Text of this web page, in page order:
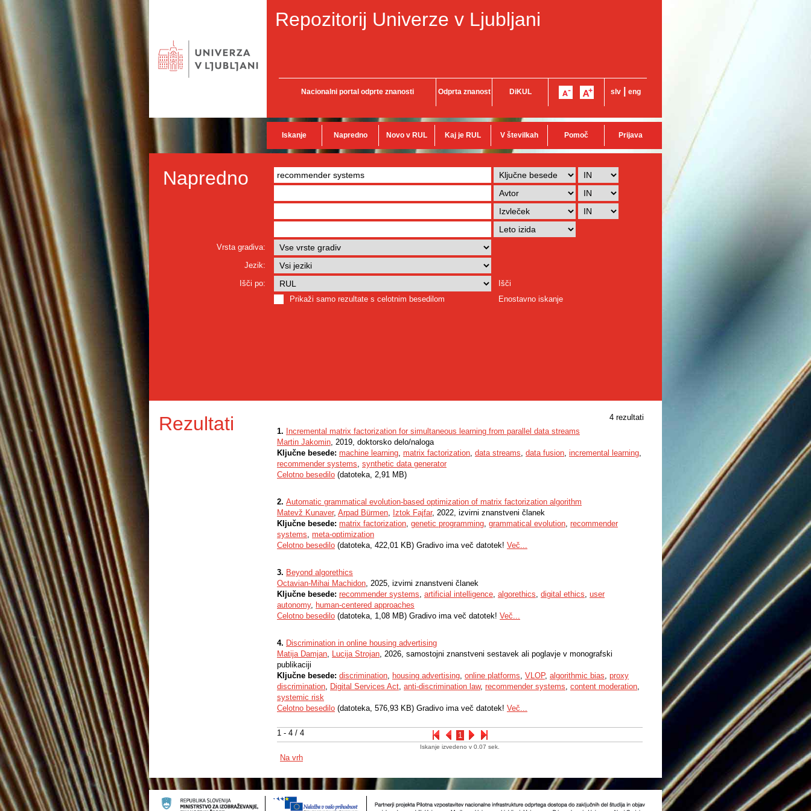
Repozitorij Univerze v Ljubljani
Nacionalni portal odprte znanosti Odprta znanost DiKUL slv eng
Iskanje Napredno Novo v RUL Kaj je RUL V številkah Pomoč Prijava
Napredno
Vrsta gradiva:
Jezik:
Išči po:
Išči
Prikaži samo rezultate s celotnim besedilom
Enostavno iskanje
Rezultati 4 rezultati
1 - 4 / 4 1
1. Incremental matrix factorization for simultaneous learning from parallel data streams
Martin Jakomin, 2019, doktorsko delo/naloga
Ključne besede: machine learning, matrix factorization, data streams, data fusion, incremental learning,
recommender systems, synthetic data generator
Celotno besedilo (datoteka, 2,91 MB)
2. Automatic grammatical evolution-based optimization of matrix factorization algorithm
Matevž Kunaver, Arpad Bürmen, Iztok Fajfar, 2022, izvirni znanstveni članek
Ključne besede: matrix factorization, genetic programming, grammatical evolution, recommender
systems, meta-optimization
Celotno besedilo (datoteka, 422,01 KB) Gradivo ima več datotek! Več...
3. Beyond algorethics
Octavian-Mihai Machidon, 2025, izvirni znanstveni članek
Ključne besede: recommender systems, artificial intelligence, algorethics, digital ethics, user
autonomy, human-centered approaches
Celotno besedilo (datoteka, 1,08 MB) Gradivo ima več datotek! Več...
4. Discrimination in online housing advertising
Matija Damjan, Lucija Strojan, 2026, samostojni znanstveni sestavek ali poglavje v monografski
publikaciji
Ključne besede: discrimination, housing advertising, online platforms, VLOP, algorithmic bias, proxy
discrimination, Digital Services Act, anti-discrimination law, recommender systems, content moderation,
systemic risk
Celotno besedilo (datoteka, 576,93 KB) Gradivo ima več datotek! Več...
Iskanje izvedeno v 0.07 sek.
Na vrh